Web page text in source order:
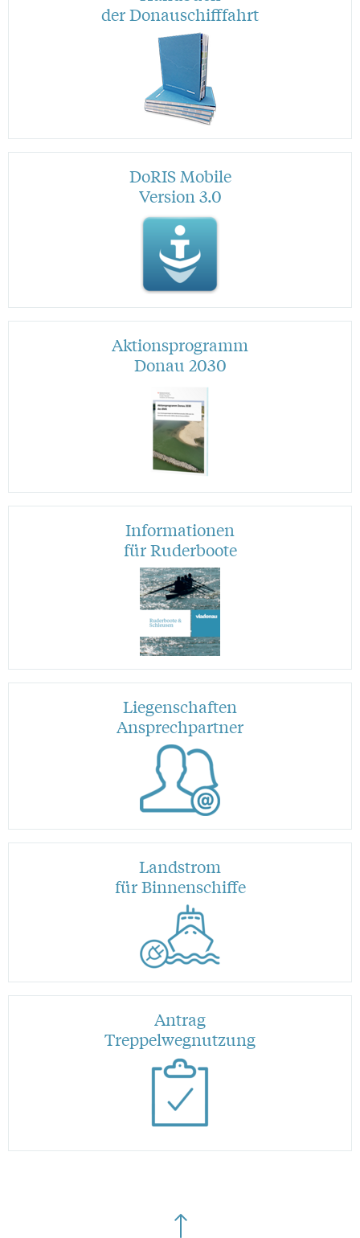
der Donauschifffahrt
DoRIS Mobile
Version 3.0
Aktionsprogramm
Donau 2030
Informationen
für Ruderboote
Liegenschaften
Ansprechpartner
Landstrom
für Binnenschiffe
Antrag
Treppelwegnutzung